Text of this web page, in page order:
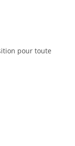
pour toute